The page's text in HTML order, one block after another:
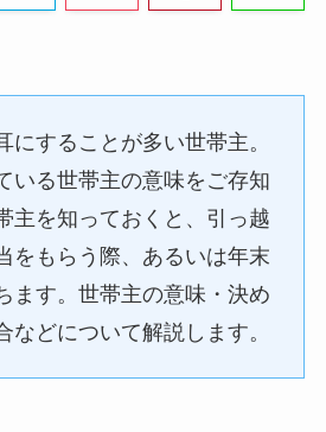
にすることが多い世帯主。
いる世帯主の意味をご存知
主を知っておくと、引っ越
をもらう際、あるいは年末
ます。世帯主の意味・決め
などについて解説します。